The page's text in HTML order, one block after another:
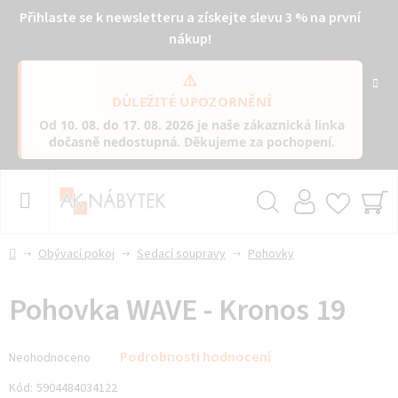
Přihlaste se k newsletteru a získejte slevu 3 % na první
nákup!
⚠️
DŮLEŽITÉ UPOZORNĚNÍ
Od 10. 08. do 17. 08. 2026 je naše zákaznická linka
dočasně nedostupná. Děkujeme za pochopení.
DomůObývací pokoj Sedací soupravy Pohovky
Pohovka WAVE - Kronos 19
hodnocení
produktu
Neohodnoceno Podrobnosti hodnocení
Kód: 5904484034122